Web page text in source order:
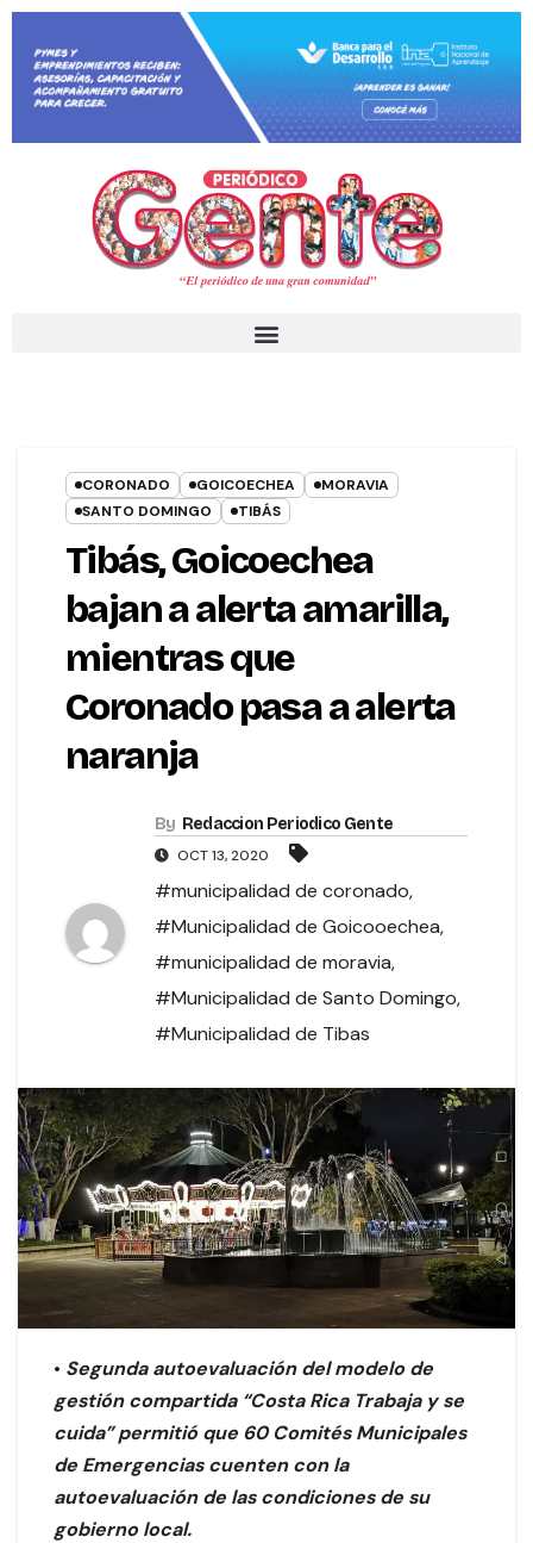
CORONADO GOICOECHEA
MORAVIA
SANTO DOMINGO
TIBÁS
Tibás, Goicoechea
bajan a alerta amarilla,
mientras que
Coronado pasa a alerta
naranja
By Redaccion Periodico Gente
OCT 13, 2020
#municipalidad de coronado,
#Municipalidad de Goicooechea,
#municipalidad de moravia,
#Municipalidad de Santo Domingo,
#Municipalidad de Tibas
• Segunda autoevaluación del modelo de
gestión compartida “Costa Rica Trabaja y se
cuida” permitió que 60 Comités Municipales
de Emergencias cuenten con la
autoevaluación de las condiciones de su
gobierno local.